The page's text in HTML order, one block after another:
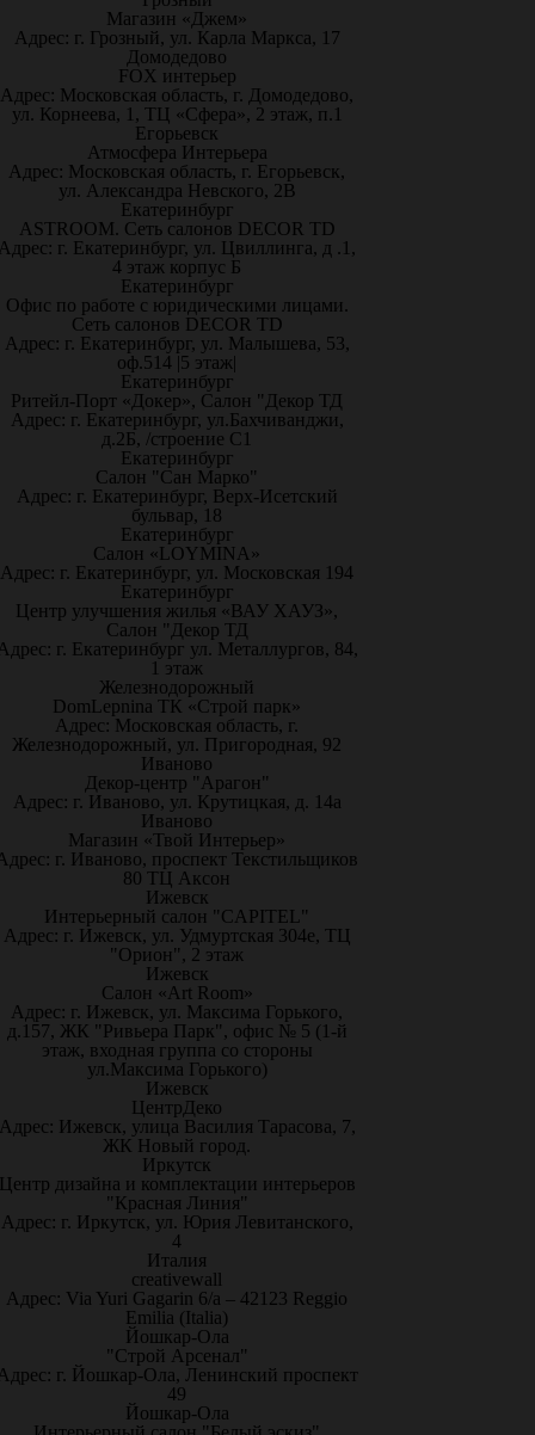
Магазин «Джем»
Адрес: г. Грозный, ул. Карла Маркса, 17
Домодедово
FOX интерьер
Адрес: Московская область, г. Домодедово,
ул. Корнеева, 1, ТЦ «Сфера», 2 этаж, п.1
Егорьевск
Атмосфера Интерьера
Адрес: Московская область, г. Егорьевск,
ул. Александра Невского, 2В
Екатеринбург
ASTROOM. Сеть салонов DECOR TD
г. Екатеринбург, ул. Цвиллинга, д .1,
4 этаж корпус Б
Екатеринбург
Офис по работе с юридическими лицами.
Сеть салонов DECOR TD
Адрес: г. Екатеринбург, ул. Малышева, 53,
оф.514 |5 этаж|
Екатеринбург
Ритейл-Порт «Докер», Салон "Декор ТД
Адрес: г. Екатеринбург, ул.Бахчиванджи,
д.2Б, /строение С1
Екатеринбург
Салон "Сан Марко"
Адрес: г. Екатеринбург, Верх-Исетский
бульвар, 18
Екатеринбург
Салон «LOYMINA»
Адрес: г. Екатеринбург, ул. Московская 194
Екатеринбург
Центр улучшения жилья «ВАУ ХАУЗ»,
Салон "Декор ТД
г. Екатеринбург ул. Металлургов, 84,
1 этаж
Железнодорожный
DomLepnina ТК «Строй парк»
Адрес: Московская область, г.
Железнодорожный, ул. Пригородная, 92
Иваново
Декор-центр "Арагон"
Адрес: г. Иваново, ул. Крутицкая, д. 14а
Иваново
Магазин «Твой Интерьер»
г. Иваново, проспект Текстильщиков
80 ТЦ Аксон
Ижевск
Интерьерный салон "CAPITEL"
Адрес: г. Ижевск, ул. Удмуртская 304е, ТЦ
"Орион", 2 этаж
Ижевск
Салон «Art Room»
Адрес: г. Ижевск, ул. Максима Горького,
д.157, ЖК "Ривьера Парк", офис № 5 (1-й
этаж, входная группа со стороны
ул.Максима Горького)
Ижевск
ЦентрДеко
Ижевск, улица Василия Тарасова, 7,
ЖК Новый город.
Иркутск
дизайна и комплектации интерьеров
"Красная Линия"
Адрес: г. Иркутск, ул. Юрия Левитанского,
4
Италия
creativewall
Адрес: Via Yuri Gagarin 6/a – 42123 Reggio
Emilia (Italia)
Йошкар-Ола
"Строй Арсенал"
г. Йошкар-Ола, Ленинский проспект
49
Йошкар-Ола